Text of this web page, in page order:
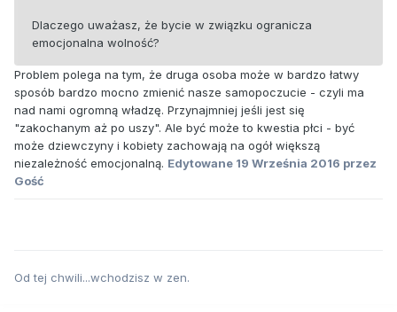
Dlaczego uważasz, że bycie w związku ogranicza
emocjonalna wolność?
Problem polega na tym, że druga osoba może w bardzo łatwy
sposób bardzo mocno zmienić nasze samopoczucie - czyli ma
nad nami ogromną władzę. Przynajmniej jeśli jest się
"zakochanym aż po uszy". Ale być może to kwestia płci - być
może dziewczyny i kobiety zachowają na ogół większą
niezależność emocjonalną. Edytowane 19 Września 2016 przez
Gość
Od tej chwili...wchodzisz w zen.